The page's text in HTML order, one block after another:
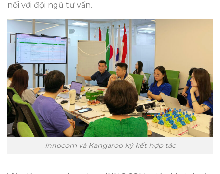
nối với đội ngũ tư vấn.
Innocom và Kangaroo ký kết hợp tác